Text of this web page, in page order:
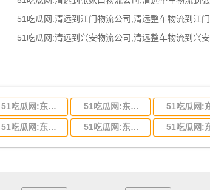
51吃瓜网:东莞到河南省物流专线,东莞到河南省物流公司 51吃瓜网:东莞到湖南省物流专线,东莞到湖南省物流公司
51吃瓜网:东莞到江西省物流专线,东莞到江西省物流公司 51吃瓜网:东莞到安徽省物流专线,东莞到安徽省物流公司